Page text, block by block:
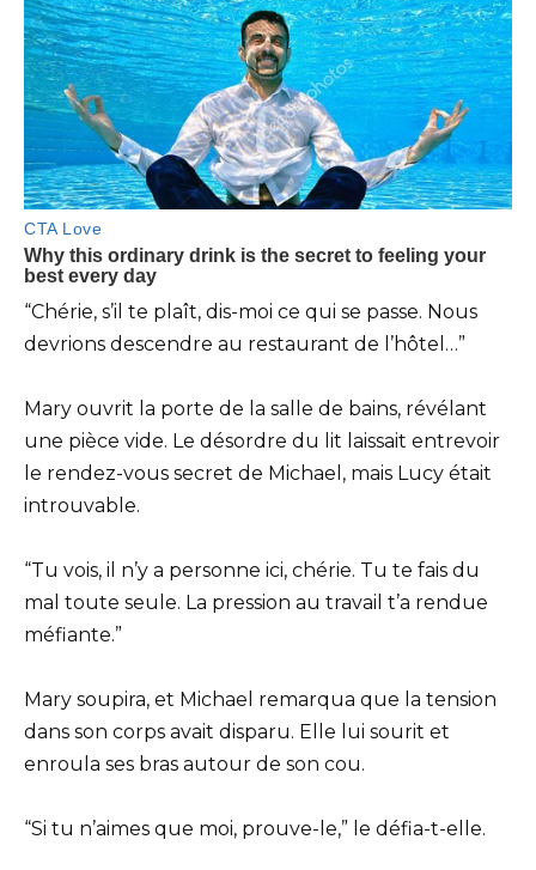
“Chérie, s’il te plaît, dis-moi ce qui se passe. Nous
devrions descendre au restaurant de l’hôtel…”
Mary ouvrit la porte de la salle de bains, révélant
une pièce vide. Le désordre du lit laissait entrevoir
le rendez-vous secret de Michael, mais Lucy était
introuvable.
“Tu vois, il n’y a personne ici, chérie. Tu te fais du
mal toute seule. La pression au travail t’a rendue
méfiante.”
Mary soupira, et Michael remarqua que la tension
dans son corps avait disparu. Elle lui sourit et
enroula ses bras autour de son cou.
“Si tu n’aimes que moi, prouve-le,” le défia-t-elle.